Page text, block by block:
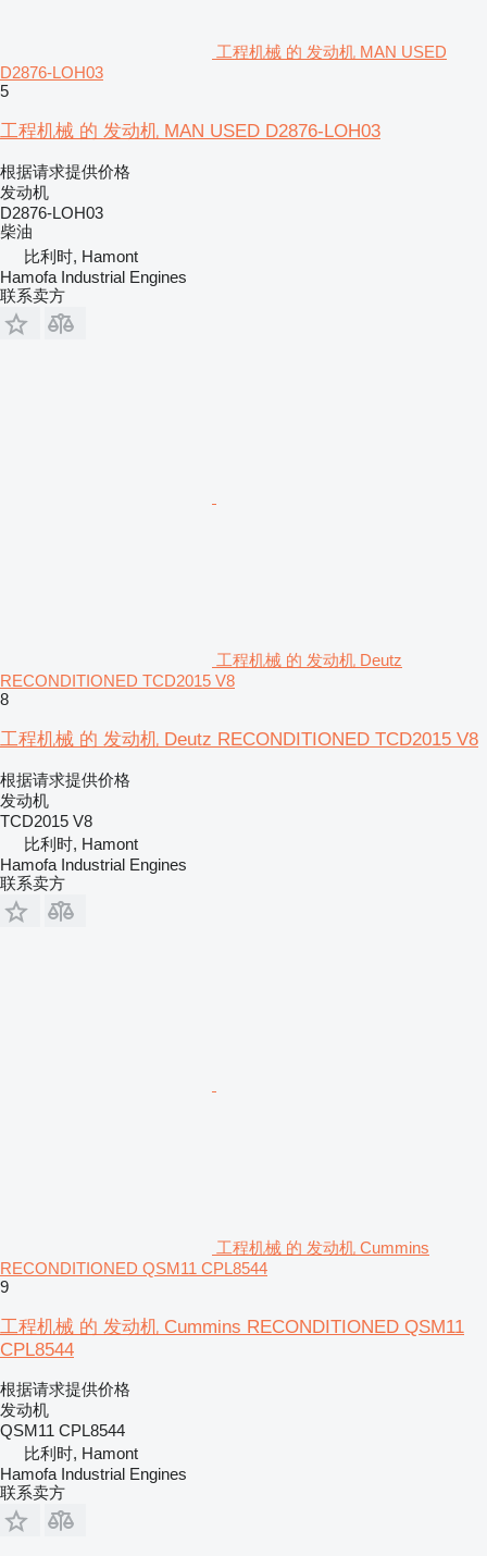
工程机械 的 发动机 MAN USED
D2876-LOH03
5
工程机械 的 发动机 MAN USED D2876-LOH03
根据请求提供价格
发动机
D2876-LOH03
柴油
比利时, Hamont
Hamofa Industrial Engines
联系卖方
工程机械 的 发动机 Deutz
RECONDITIONED TCD2015 V8
8
工程机械 的 发动机 Deutz RECONDITIONED TCD2015 V8
根据请求提供价格
发动机
TCD2015 V8
比利时, Hamont
Hamofa Industrial Engines
联系卖方
工程机械 的 发动机 Cummins
RECONDITIONED QSM11 CPL8544
9
工程机械 的 发动机 Cummins RECONDITIONED QSM11
CPL8544
根据请求提供价格
发动机
QSM11 CPL8544
比利时, Hamont
Hamofa Industrial Engines
联系卖方